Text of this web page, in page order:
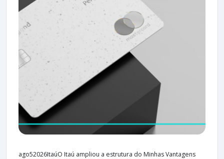
ago52026ItaúO Itaú ampliou a estrutura do Minhas Vantagens